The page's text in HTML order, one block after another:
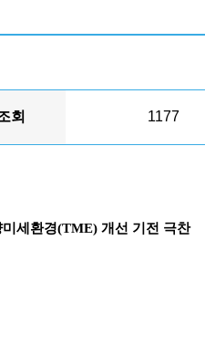
회 1177
세환경(TME) 개선 기전 극찬